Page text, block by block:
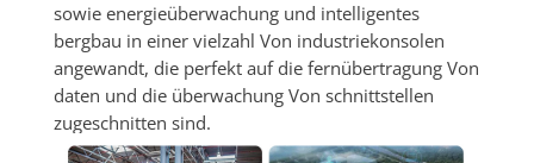
sowie energieüberwachung und intelligentes
bergbau in einer vielzahl Von industriekonsolen
angewandt, die perfekt auf die fernübertragung Von
daten und die überwachung Von schnittstellen
zugeschnitten sind.